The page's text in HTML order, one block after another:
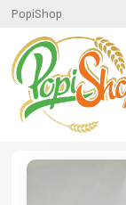
PopiShop